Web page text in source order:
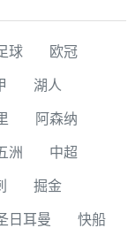
球
欧冠
湖人
阿森纳
洲
中超
掘金
日耳曼 快船